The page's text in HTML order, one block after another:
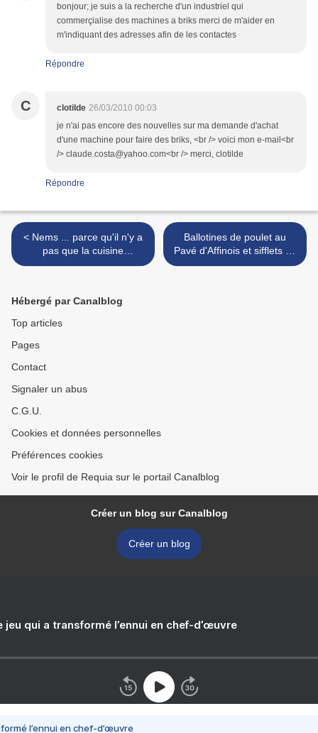
bonjour; je suis a la recherche d'un industriel qui
commerçialise des machines a briks merci de m'aider en
m'indiquant des adresses afin de les contactes
Répondre
C clotilde 26/03/2010 00:03
je n'ai pas encore des nouvelles sur ma demande d'achat
d'une machine pour faire des briks, <br /> voici mon e-mail<br
/> claude.costa@yahoo.com<br /> merci, clotilde
Répondre
< Nems ... parce qu'il n'y a
pas que la cuisine
marocaine dans la vie
Ballotines de poulet au
Pavé d'Affinois et sifflets de
carottes >
Hébergé par Canalblog
Top articles
Pages
Contact
Signaler un abus
C.G.U.
Cookies et données personnelles
Préférences cookies
Voir le profil de Requia sur le portail Canalblog
Créer un blog sur Canalblog
Créer un blog
jeu qui a transformé l’ennui en chef-d’œuvre
l’ennui en chef-d’œuvre